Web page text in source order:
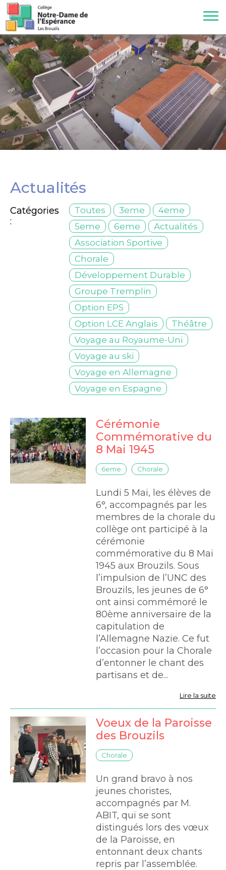
College Notre-Dame
Actualités
Catégories
:
Toutes 3eme
4eme
5eme
6eme
Actualités
Association Sportive
Chorale
Développement Durable
Groupe Tremplin
Option EPS
Option LCE Anglais
Théâtre
Voyage au Royaume-Uni
Voyage au ski
Voyage en Allemagne
Voyage en Espagne
Cérémonie
Commémorative du
8 Mai 1945
6eme Chorale
Lundi 5 Mai, les élèves de
6°, accompagnés par les
membres de la chorale du
collège ont participé à la
cérémonie
commémorative du 8 Mai
1945 aux Brouzils. Sous
l’impulsion de l’UNC des
Brouzils, les jeunes de 6°
ont ainsi commémoré le
80ème anniversaire de la
capitulation de
l’Allemagne Nazie. Ce fut
l’occasion pour la Chorale
d’entonner le chant des
partisans et de...
Lire la suite
Voeux de la Paroisse
des Brouzils
Chorale
Un grand bravo à nos
jeunes choristes,
accompagnés par M.
ABIT, qui se sont
distingués lors des vœux
de la Paroisse, en
entonnant deux chants
repris par l’assemblée.